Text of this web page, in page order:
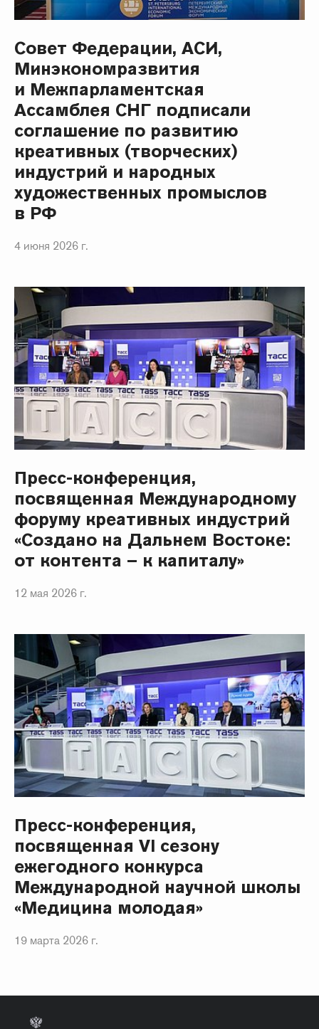
Совет Федерации, АСИ,
Минэкономразвития
и Межпарламентская
Ассамблея СНГ подписали
соглашение по развитию
креативных (творческих)
индустрий и народных
художественных промыслов
в РФ
4 июня 2026 г.
Пресс-конференция,
посвященная Международному
форуму креативных индустрий
«Создано на Дальнем Востоке:
от контента – к капиталу»
12 мая 2026 г.
Пресс-конференция,
посвященная VI сезону
ежегодного конкурса
Международной научной школы
«Медицина молодая»
19 марта 2026 г.